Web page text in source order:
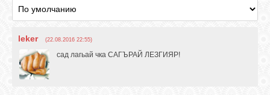
TWITTER
leker (22.08.2016 22:55)
сад лагьай чка САГЪРАЙ ЛЕЗГИЯР!